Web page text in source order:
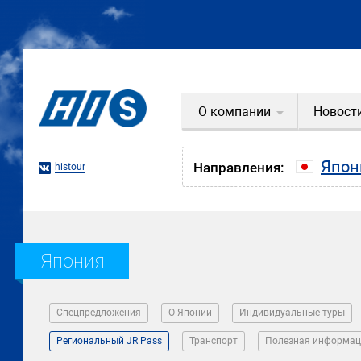
О компании
histour Направления:
Япония
Спецпредложения О Японии Индивидуальные туры
Региональный JR Pass Транспорт Полезная